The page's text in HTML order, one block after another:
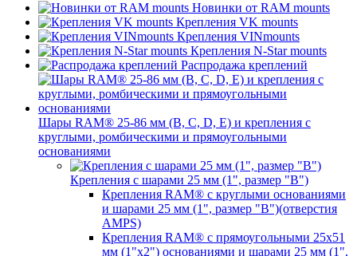
Новинки от RAM mounts
Крепления VK mounts
Крепления VINmounts
Крепления N-Star mounts
Распродажа креплений
Шары RAM® 25-86 мм (B, C, D, E) и крепления с
круглыми, ромбическими и прямоугольными
основаниями
Крепления с шарами 25 мм (1", размер "B")
Крепления RAM® с круглыми основаниями
и шарами 25 мм (1", размер "B")(отверстия
AMPS)
Крепления RAM® с прямоугольными 25х51
мм (1"х2") основаниями и шарами 25 мм (1",